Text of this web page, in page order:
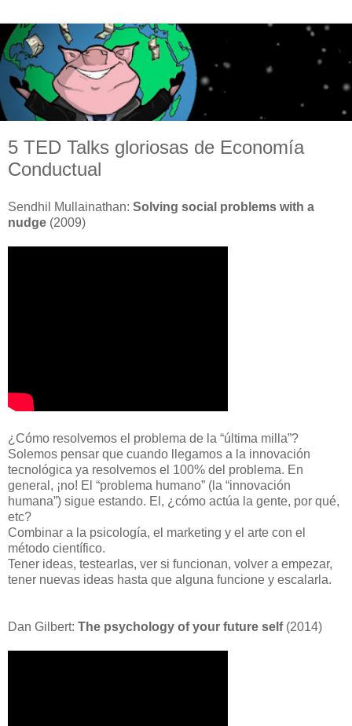
5 TED Talks gloriosas de Economía
Conductual
Sendhil Mullainathan: Solving social problems with a
nudge (2009)
¿Cómo resolvemos el problema de la “última milla”?
Solemos pensar que cuando llegamos a la innovación
tecnológica ya resolvemos el 100% del problema. En
general, ¡no! El “problema humano” (la “innovación
humana”) sigue estando. El, ¿cómo actúa la gente, por qué,
etc?
Combinar a la psicología, el marketing y el arte con el
método científico.
Tener ideas, testearlas, ver si funcionan, volver a empezar,
tener nuevas ideas hasta que alguna funcione y escalarla.
Dan Gilbert: The psychology of your future self(2014)